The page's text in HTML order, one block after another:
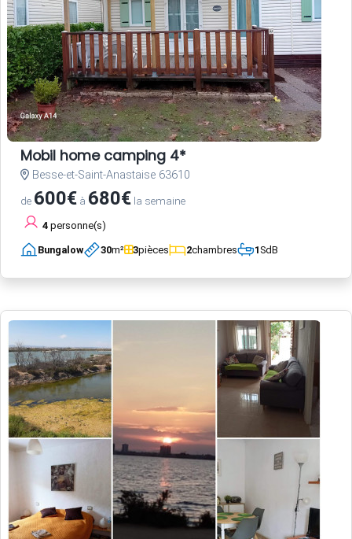
Mobil home camping 4*
Besse-et-Saint-Anastaise 63610
de 600€ à 680€ la semaine
4 personne(s)
Bungalow 30m² 3pièces 2chambres 1SdB